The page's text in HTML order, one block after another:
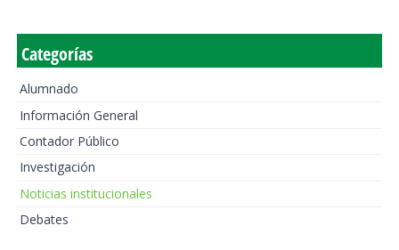
Categorías
Alumnado
Información General
Contador Público
Investigación
Noticias institucionales
Debates